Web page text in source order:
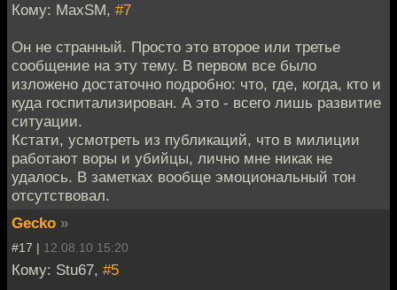
Кому: MaxSM, #7
Он не странный. Просто это второе или третье
сообщение на эту тему. В первом все было
изложено достаточно подробно: что, где, когда, кто и
куда госпитализирован. А это - всего лишь развитие
ситуации.
Кстати, усмотреть из публикаций, что в милиции
работают воры и убийцы, лично мне никак не
удалось. В заметках вообще эмоциональный тон
отсутствовал.
Gecko »
#17 | 12.08.10 15:20
Кому: Stu67, #5